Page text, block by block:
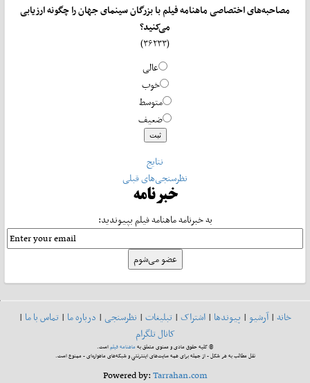
مصاحبه‌های اختصاصی ماهنامه فیلم با بزرگان سینمای جهان را چگونه ارزیابی
می‌کنید؟
عالی
خوب
متوسط
ضعیف
نتایج
نظرسنجی‌های قبلی
خبرنامه
به خبرنامه ماهنامه فیلم بپیوندید:
خانه|آرشیو| پیوندها| اشتراک| تبلیغات| نظرسنجی| درباره ما| تماس با ما|
کانال تلگرام
© کلیه حقوق مادی و معنوی متعلق بهماهنامه فیلماست.
نقل مطالب به هر شکل - از جمله برای همه سایت‌های اینترنتی و شبکه‌های ماهواره‌ای - ممنوع است.
Powered by:Tarrahan.com